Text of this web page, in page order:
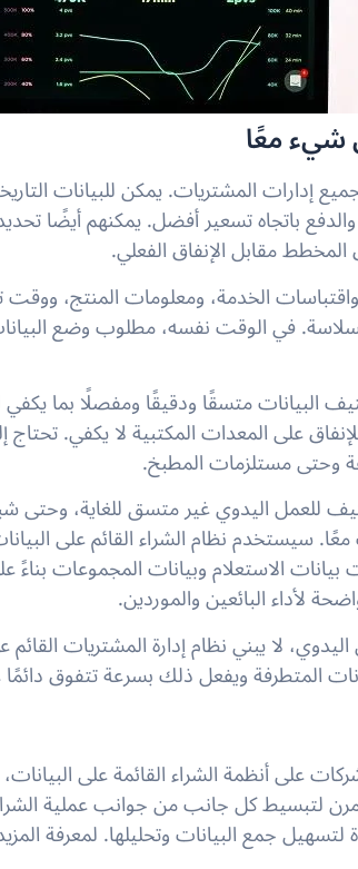
شيء معًا
إدارات المشتريات. يمكن للبيانات
باتجاه تسعير أفضل. يمكنهم أيضًا
المخطط مقابل الإنفاق الفعلي.
الخدمة، ومعلومات المنتج،
في الوقت نفسه، مطلوب وضع
البيانات متسقًا ودقيقًا ومفصلًا بما يكفي
على المعدات المكتبية لا يكفي.
وحتى مستلزمات المطبخ.
للعمل اليدوي غير متسق للغاية، وحتى
سيستخدم نظام الشراء القائم على
الاستعلام وبيانات المجموعات
لأداء البائعين والموردين.
لا يبني نظام إدارة المشتريات القائم
المتطرفة ويفعل ذلك بسرعة تتفوق
على أنظمة الشراء القائمة على
لتبسيط كل جانب من جوانب عملية
جمع البيانات وتحليلها. لمعرفة